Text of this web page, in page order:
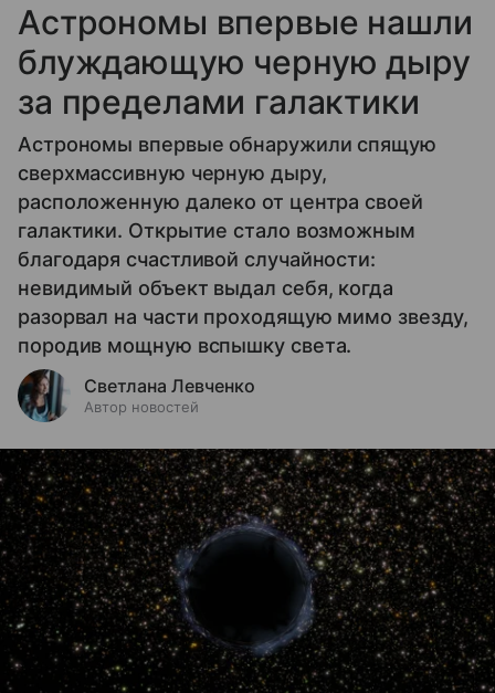
Астрономы впервые нашли
блуждающую черную дыру
за пределами галактики
Астрономы впервые обнаружили спящую
сверхмассивную черную дыру,
расположенную далеко от центра своей
галактики. Открытие стало возможным
благодаря счастливой случайности:
невидимый объект выдал себя, когда
разорвал на части проходящую мимо звезду,
породив мощную вспышку света.
Светлана Левченко
Автор новостей